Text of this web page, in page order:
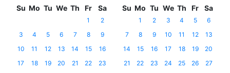
Su Mo Tu We Th Fr Sa
1
2
3
4 5 6 7 8
9
10
11 12 13 14 15
16
17
18 19 20 21 22
23
Su Mo Tu We Th Fr Sa
1 2 3 4 5
6
7
8 9 10 11 12
13
14
15 16 17 18 19
20
21
22 23 24 25 26
27